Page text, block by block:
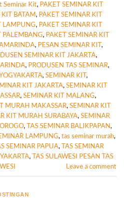
Seminar Kit, PAKET SEMINAR KIT
KIT BATAM, PAKET SEMINAR KIT
LAMPUNG, PAKET SEMINAR KIT
PALEMBANG, PAKET SEMINAR KIT
, PESAN SEMINAR KIT ,
SEMINAR KIT JAKARTA,
, PRODUSEN TAS SEMINAR,
, SEMINAR KIT ,
KIT JAKARTA, SEMINAR KIT
, SEMINAR KIT MALANG,
MURAH MAKASSAR, SEMINAR KIT
KIT MURAH SURABAYA, SEMINAR
, TAS SEMINAR BALIKPAPAN,
LAMPUNG, tas seminar murah,
SEMINAR PAPUA,
TAS SEMINAR
,
TAS SULAWESI PESAN TAS
Leave a comment